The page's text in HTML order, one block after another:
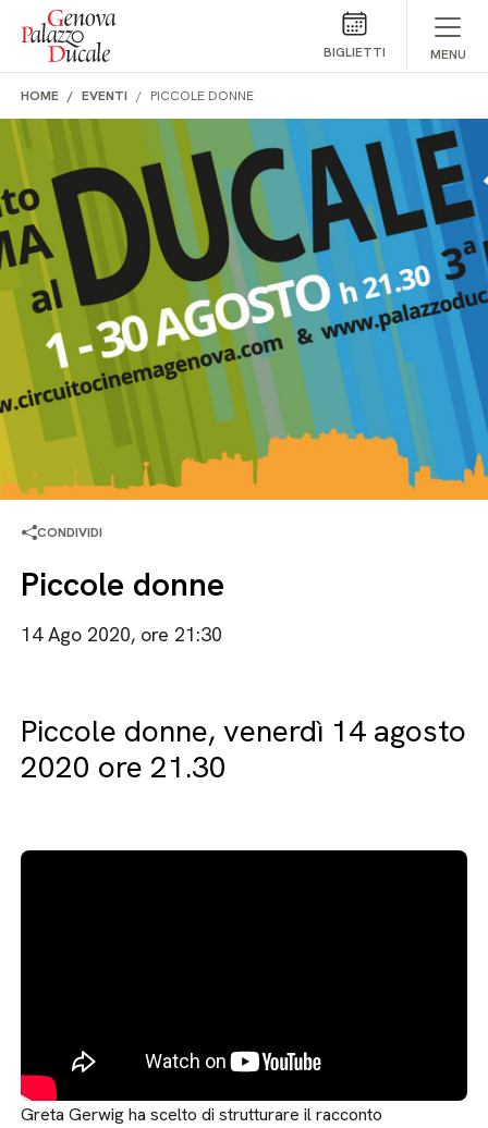
Salta al contenuto
BIGLIETTI MENU
HOME EVENTI PICCOLE DONNE
CONDIVIDI
Piccole donne
14 Ago 2020, ore 21:30
Piccole donne, venerdì 14 agosto
2020 ore 21.30
Greta Gerwig ha scelto di strutturare il racconto